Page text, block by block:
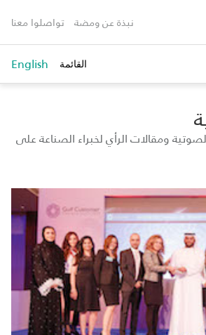
نبذة عن ومضة تواصلوا معنا
القائمة English
ومقالات الرأي لخبراء الصناعة على